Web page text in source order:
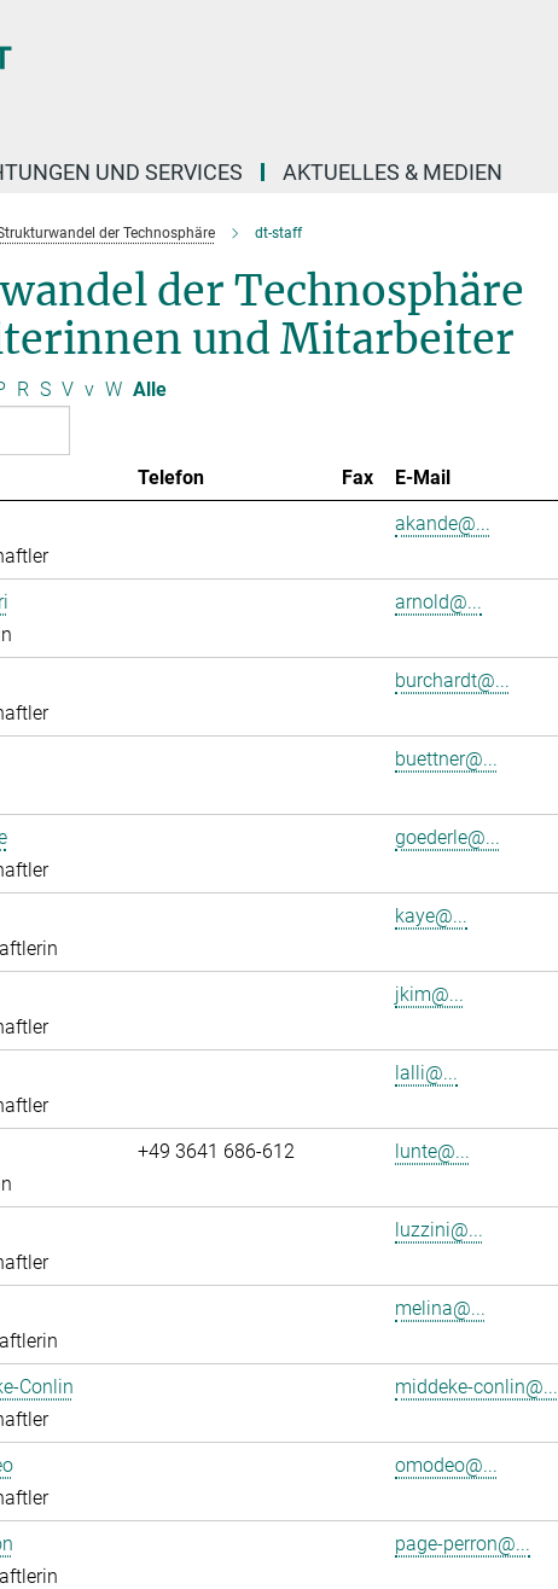
UND SERVICES AKTUELLES & MEDIEN
der Technosphäre dt-staff
der Technosphäre
und Mitarbeiter
R S V v W Alle
Telefon Fax E-Mail
akande@...
arnold@...
burchardt@...
buettner@...
goederle@...
kaye@...
jkim@...
lalli@...
+49 3641 686-612 lunte@...
luzzini@...
melina@...
Conlin
middeke-conlin@...
omodeo@...
page-perron@...